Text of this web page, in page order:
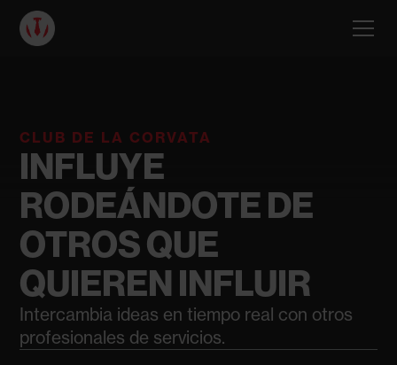
CLUB DE LA CORVATA
INFLUYE
RODEÁNDOTE DE
OTROS QUE
QUIEREN INFLUIR
Intercambia ideas en tiempo real con otros
profesionales de servicios.